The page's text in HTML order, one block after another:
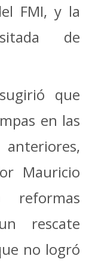
FMI, y la
de
que
en las
Mauricio
reformas
rescate
no logró